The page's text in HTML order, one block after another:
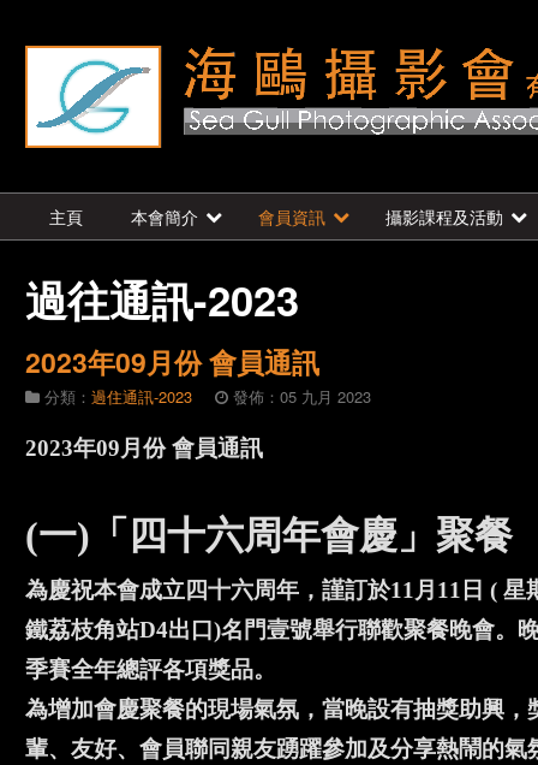
主頁 本會簡介 會員資訊 攝影課程及活動
過往通訊-2023
2023年09月份 會員通訊
分類： 過住通訊-2023 發佈：05 九月 2023
2023年09月份 會員通訊
(一)「四十六周年會慶」聚餐
為慶祝本會成立四十六周年，謹訂於11月11日 (
鐵荔枝角站D4出口)名門壹號舉行聯歡聚餐晚會。
季賽全年總評各項獎品。
為增加會慶聚餐的現場氣氛，當晚設有抽獎助興
輩、友好、會員聯同親友踴躍參加及分享熱鬧的氣